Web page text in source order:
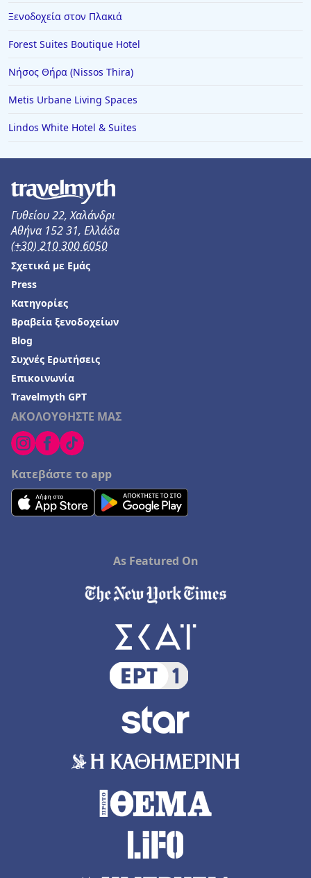
Ξενοδοχεία στον Πλακιά
Forest Suites Boutique Hotel
Νήσος Θήρα (Nissos Thira)
Metis Urbane Living Spaces
Lindos White Hotel & Suites
Γυθείου 22, Χαλάνδρι
Αθήνα 152 31, Ελλάδα
(+30) 210 300 6050
ΑΚΟΛΟΥΘΗΣΤΕ ΜΑΣ
Κατεβάστε το app
Σχετικά με Εμάς
Press
Κατηγορίες
Βραβεία ξενοδοχείων
Blog
Συχνές Ερωτήσεις
Επικοινωνία
Travelmyth GPT
As Featured On